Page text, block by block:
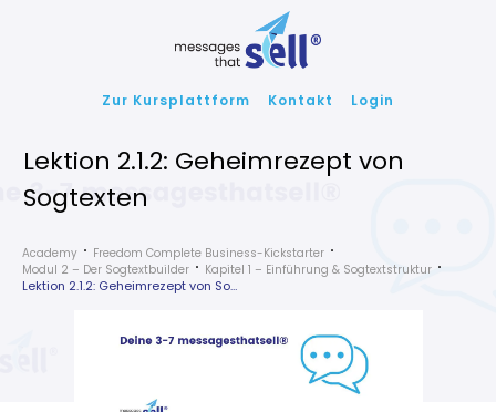
Zur Kursplattform Kontakt Login
Lektion 2.1.2: Geheimrezept von
Sogtexten
Academy
Freedom Complete Business-Kickstarter
Modul 2 – Der Sogtextbuilder
Kapitel 1 – Einführung & Sogtextstruktur
Lektion 2.1.2: Geheimrezept von Sogtexten